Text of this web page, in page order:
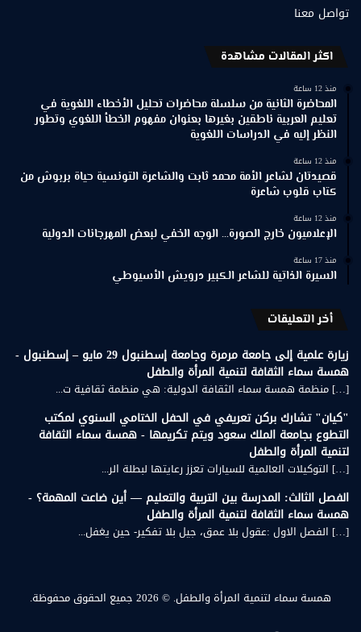
تواصل معنا
اكثر المقالات مشاهدة
منذ 12 ساعة
المحاضرة الثانية من سلسلة محاضرات تحليل الأخطاء اللغوية في
تعليم العربية ناطقين بغيرها بعنوان مفهوم الخطأ اللغوي وتطور
النظر إليه في الدراسات اللغوية
منذ 12 ساعة
قصيدتان لشاعر الأمة محمد ثابت والشاعرة التونسية حياة بربوش من
كتاب قلوب شاعرة
منذ 12 ساعة
الإعلاميون خارج الصورة… الوجه الخفي لبعض المهرجانات الدولية
منذ 17 ساعة
السيرة الذاتية للشاعر الكبير درويش الأسيوطي
أخر التعليقات
زيارة علمية إلى جامعة مرمرة وجامعة إسطنبول 29 مايو – إسطنبول -
همسة سماء الثقافة لتنمية المرأة والطفل
[…] منظمة همسة سماء الثقافة الدولية: هي منظمة ثقافية ت...
"كيان" تشارك بركن تعريفي في الحفل الختامي السنوي لمكتب
التطوع بجامعة الملك سعود ويتم تكريمها - همسة سماء الثقافة
لتنمية المرأة والطفل
[…] التوكيلات العالمية للسيارات تعزز رعايتها لبطلة الر...
الفصل الثالث: المدرسة بين التربية والتعليم — أين ضاعت المهمة؟ -
همسة سماء الثقافة لتنمية المرأة والطفل
[…] الفصل الاول :عقول بلا عمق، جيل بلا تفكير- حين يغفل...
همسة سماء لتنمية المرأة والطفل. © 2026 جميع الحقوق محفوظة.